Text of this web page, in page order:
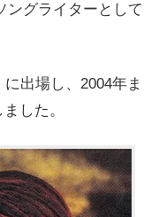
ングライターとして
出場し、2004年ま
した。